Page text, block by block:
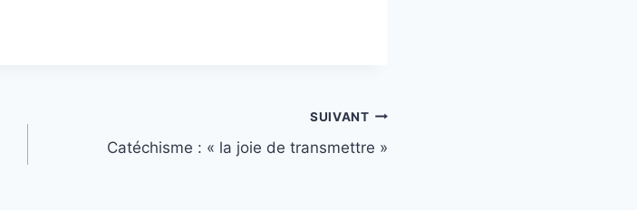
SUIVANT
Catéchisme : « la joie de transmettre »